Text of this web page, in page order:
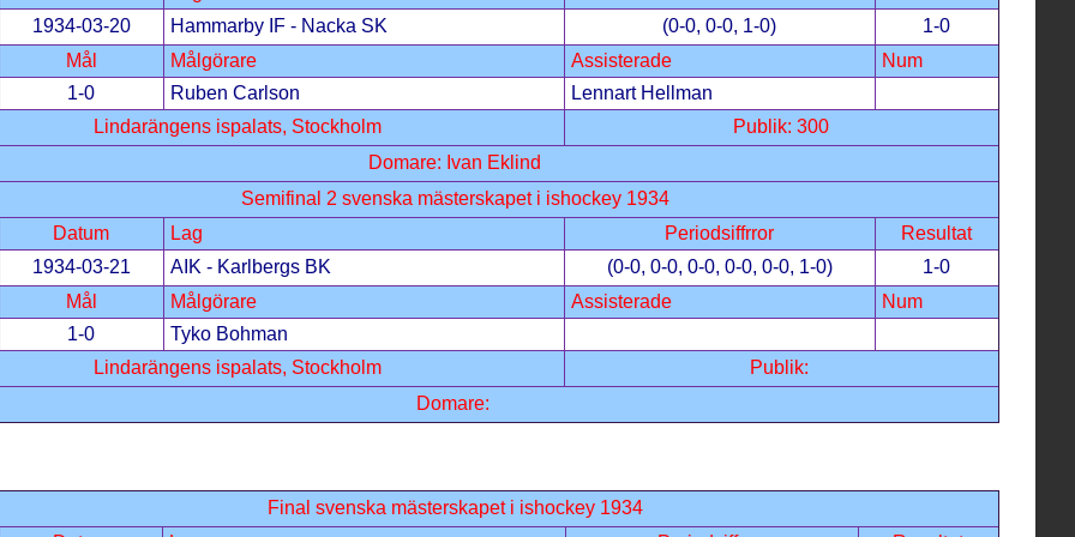
1934-03-20 Hammarby IF - Nacka SK (0-0, 0-0, 1-0)
1-0
Mål Målgörare Assisterade
Num
1-0
Ruben Carlson
Lennart Hellman
Lindarängens ispalats, Stockholm
Publik: 300
Domare: Ivan Eklind
Semifinal 2 svenska mästerskapet i ishockey 1934
Datum Lag Periodsiffrror
Resultat
1934-03-21 AIK - Karlbergs BK (0-0, 0-0, 0-0, 0-0, 0-0, 1-0)
1-0
Mål Målgörare Assisterade
Num
1-0
Tyko Bohman
Lindarängens ispalats, Stockholm
Publik:
Domare:
Final svenska mästerskapet i ishockey 1934